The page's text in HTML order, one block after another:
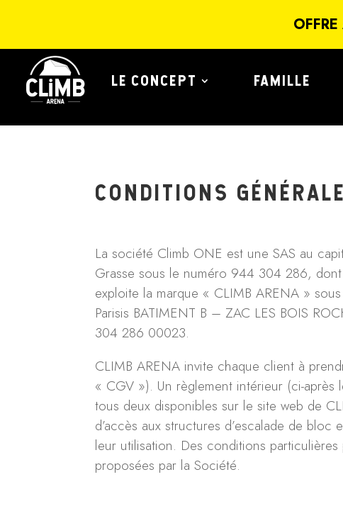
LE CONCEPT FAMILLE
CONDITIONS
La société Climb ONE est une SAS au
Grasse sous le numéro 944 304 286,
exploite la marque « CLIMB ARENA »
Parisis BATIMENT B – ZAC LES BOIS
304 286 00023.
CLIMB ARENA invite chaque client à
« CGV »). Un règlement intérieur (ci-après
tous deux disponibles sur le site web de
d’accès aux structures d’escalade de
leur utilisation. Des conditions
proposées par la Société.